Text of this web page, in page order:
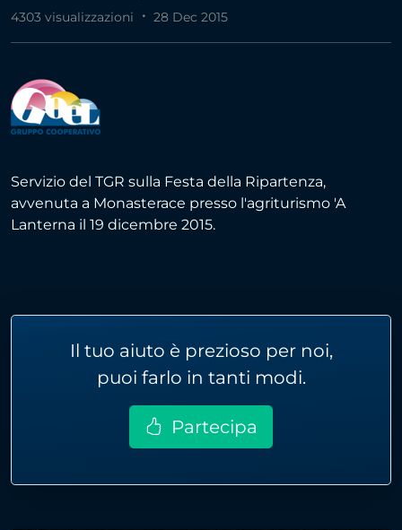
4303 visualizzazioni 28 Dec 2015
Servizio del TGR sulla Festa della Ripartenza,
avvenuta a Monasterace presso l'agriturismo 'A
Lanterna il 19 dicembre 2015.
Il tuo aiuto è prezioso per noi,
puoi farlo in tanti modi.
Partecipa